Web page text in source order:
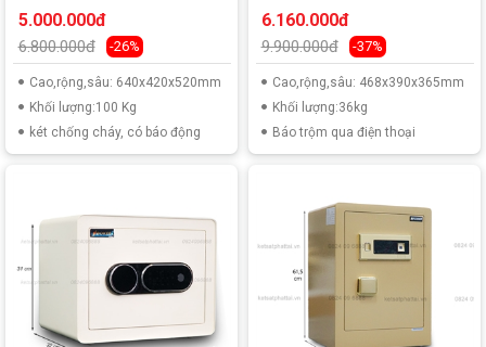
5.000.000đ
6.800.000đ -26%
Cao,rộng,sâu: 640x420x520mm
Khối lượng:100 Kg
két chống cháy, có báo động
điện thoại
6.160.000đ
9.900.000đ -37%
Cao,rộng,sâu: 468x390x365mm
Khối lượng:36kg
Báo trộm qua điện thoại